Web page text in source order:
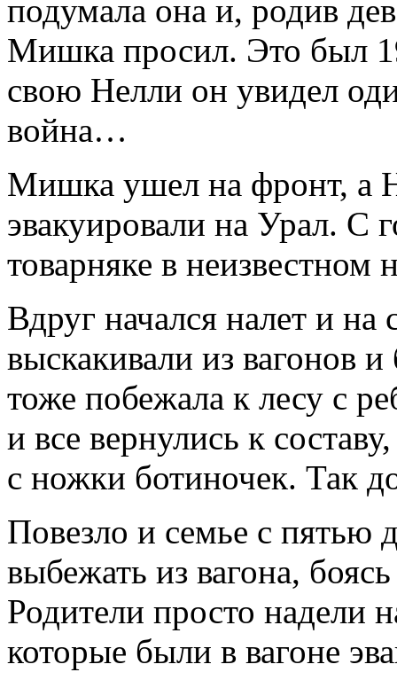
подумала она и, родив
Мишка просил. Это был
свою Нелли он увидел
война…
Мишка ушел на фронт, а
эвакуировали на Урал. С
товарняке в неизвестном
Вдруг начался налет и
выскакивали из вагонов
тоже побежала к лесу с
и все вернулись к
с ножки ботиночек. Так
Повезло и семье с пятью
выбежать из вагона,
Родители просто надели
которые были в вагоне